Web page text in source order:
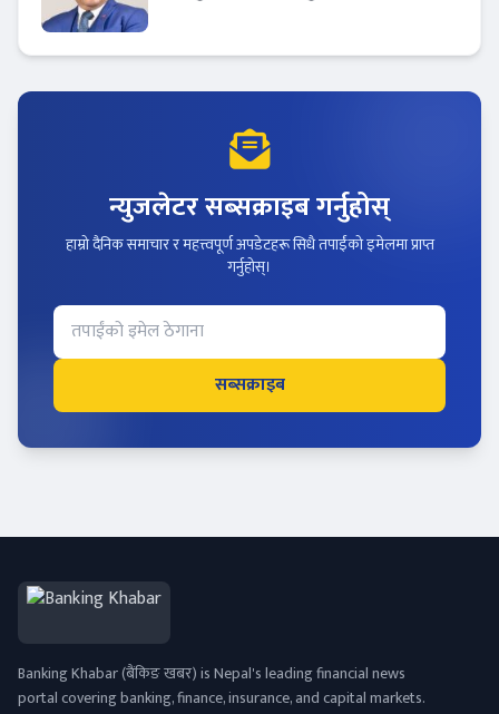
न्युजलेटर सब्सक्राइब गर्नुहोस्
हाम्रो दैनिक समाचार र महत्त्वपूर्ण अपडेटहरू सिधै तपाईंको इमेलमा प्राप्त
गर्नुहोस्।
सब्सक्राइब
Banking Khabar (बैंकिङ खबर) is Nepal's leading financial news
portal covering banking, finance, insurance, and capital markets.